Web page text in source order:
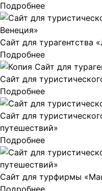
Подробнее
Сайт для турагентства
Подробнее
Сайт для
Подробнее
Сайт для
путешествий»
Подробнее
Сайт для турфирмы
Подробнее